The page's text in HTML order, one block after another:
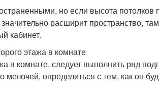
но если высота потолков
расширит пространство,
кабинет.
этажа в комнате
в комнате, следует выполнить ряд
определиться с тем, как он